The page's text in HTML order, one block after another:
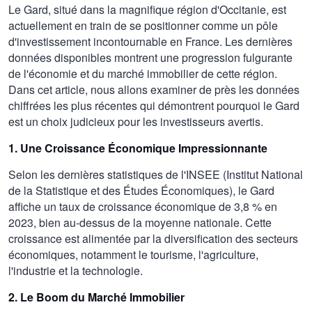
Le Gard, situé dans la magnifique région d'Occitanie, est
actuellement en train de se positionner comme un pôle
d'investissement incontournable en France. Les dernières
données disponibles montrent une progression fulgurante
de l'économie et du marché immobilier de cette région.
Dans cet article, nous allons examiner de près les données
chiffrées les plus récentes qui démontrent pourquoi le Gard
est un choix judicieux pour les investisseurs avertis.
1. Une Croissance Économique Impressionnante
Selon les dernières statistiques de l'INSEE (Institut National
de la Statistique et des Études Économiques), le Gard
affiche un taux de croissance économique de 3,8 % en
2023, bien au-dessus de la moyenne nationale. Cette
croissance est alimentée par la diversification des secteurs
économiques, notamment le tourisme, l'agriculture,
l'industrie et la technologie.
2. Le Boom du Marché Immobilier